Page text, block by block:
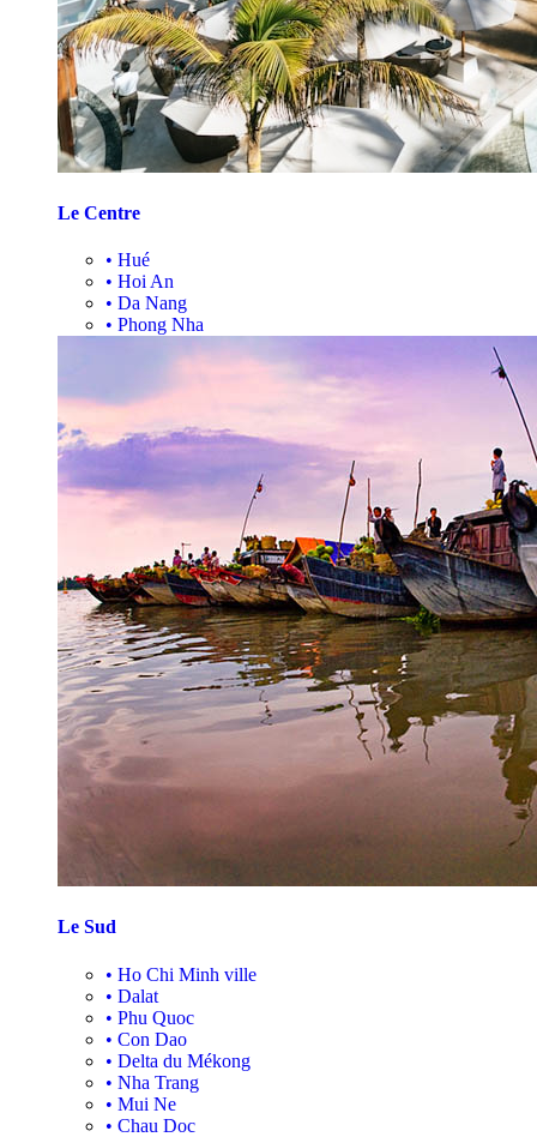
Le Centre
• Hué
• Hoi An
• Da Nang
• Phong Nha
Le Sud
• Ho Chi Minh ville
• Dalat
• Phu Quoc
• Con Dao
• Delta du Mékong
• Nha Trang
• Mui Ne
• Chau Doc